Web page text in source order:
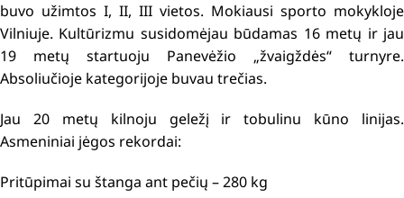
buvo užimtos I, II, III vietos. Mokiausi sporto mokykloje
Vilniuje. Kultūrizmu susidomėjau būdamas 16 metų ir jau
19 metų startuoju Panevėžio „žvaigždės“ turnyre.
Absoliučioje kategorijoje buvau trečias.
Jau 20 metų kilnoju geležį ir tobulinu kūno linijas.
Asmeniniai jėgos rekordai:
Pritūpimai su štanga ant pečių – 280 kg